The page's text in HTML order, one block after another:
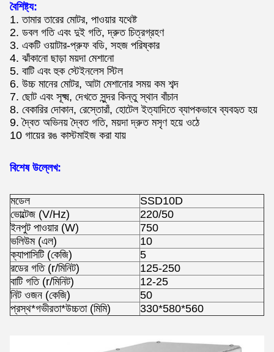
বৈশিষ্ট্য:
1. তামার তারের মোটর, পাওয়ার যথেষ্ট
2. ডবল গতি এবং দুই গতি, দ্রুত চিত্রগ্রহণ
3. একটি ওয়াটার-প্রুফ বডি, সহজ পরিষ্কার
4. ঝাঁকানো ছাড়া ময়দা মেশানো
5. বাটি এবং হুক স্টেইনলেস স্টিল
6. উচ্চ মানের মোটর, আটা মেশানোর সময় কম শব্দ
7. ছোট এবং সূক্ষ্ম, দেখতে সুন্দর কিন্তু স্থান বাঁচান
8. বেকারির দোকান, রেস্তোরাঁ, হোটেল ইত্যাদিতে ব্যাপকভাবে ব্যবহৃত হয়
9. দ্বৈত অভিনয় দ্বৈত গতি, ময়দা দ্রুত মসৃণ হয়ে ওঠে
10 গায়ের রঙ কাস্টমাইজ করা যায়
বিশেষ উল্লেখ:
মডেল
SSD10D
ভোল্টেজ (V/Hz)
220/50
ইনপুট পাওয়ার (W)
750
ভলিউম (এল)
10
ক্যাপাসিটি (কেজি)
5
রডের গতি (r/মিনিট)
125-250
বাটি গতি (r/মিনিট)
12-25
নিট ওজন (কেজি)
50
প্রস্থ*গভীরতা*উচ্চতা (মিমি)
330*580*560